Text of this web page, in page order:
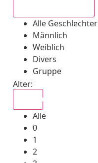
Alle Geschlechter
Männlich
Weiblich
Divers
Gruppe
Alter:
Alle
0
1
2